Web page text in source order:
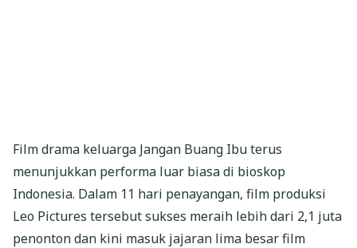
Film drama keluarga Jangan Buang Ibu terus
menunjukkan performa luar biasa di bioskop
Indonesia. Dalam 11 hari penayangan, film produksi
Leo Pictures tersebut sukses meraih lebih dari 2,1 juta
penonton dan kini masuk jajaran lima besar film